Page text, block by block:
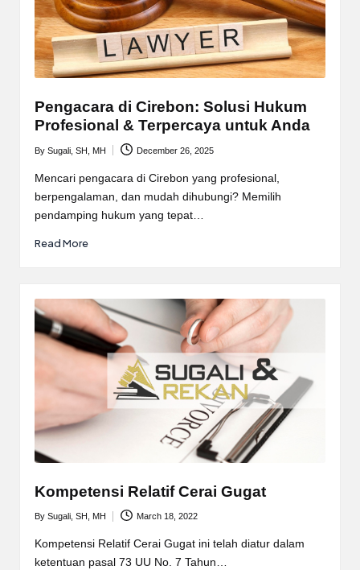
Pengacara di Cirebon: Solusi Hukum
Profesional & Terpercaya untuk Anda
Posted
by
By Sugali, SH, MH December 26, 2025
Mencari pengacara di Cirebon yang profesional,
berpengalaman, dan mudah dihubungi? Memilih
pendamping hukum yang tepat…
Read More
Kompetensi Relatif Cerai Gugat
Posted
by
By Sugali, SH, MH March 18, 2022
Kompetensi Relatif Cerai Gugat ini telah diatur dalam
ketentuan pasal 73 UU No. 7 Tahun…